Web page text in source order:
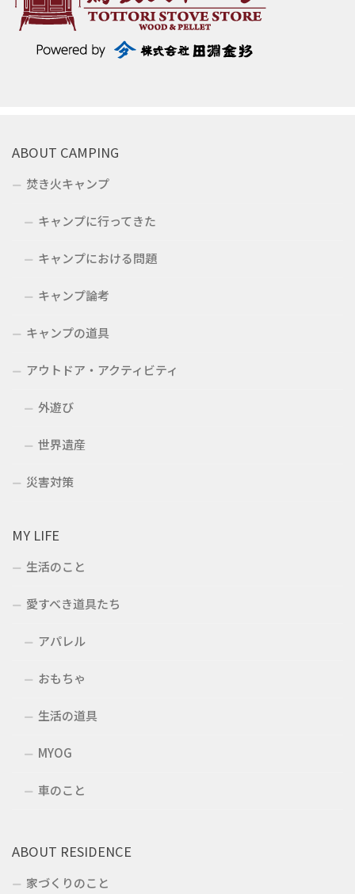
ABOUT CAMPING
焚き火キャンプ
キャンプに行ってきた
キャンプにおける問題
キャンプ論考
キャンプの道具
アウトドア・アクティビティ
外遊び
世界遺産
災害対策
MY LIFE
生活のこと
愛すべき道具たち
アパレル
おもちゃ
生活の道具
MYOG
車のこと
ABOUT RESIDENCE
家づくりのこと